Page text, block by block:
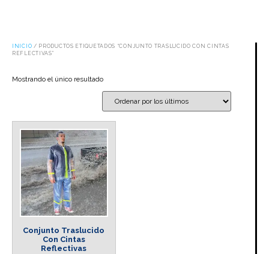
INICIO / PRODUCTOS ETIQUETADOS “CONJUNTO TRASLUCIDO CON CINTAS
REFLECTIVAS”
Mostrando el único resultado
Conjunto Traslucido
Con Cintas
Reflectivas